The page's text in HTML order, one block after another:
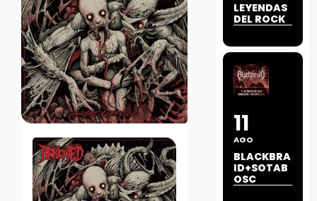
LEYENDAS
DEL ROCK
11
AGO
BLACKBRA
ID+SOTAB
OSC